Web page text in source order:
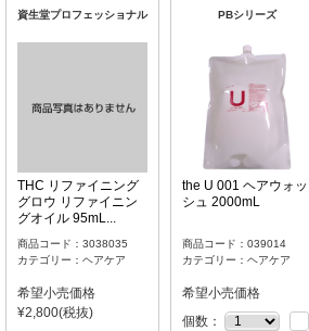
資生堂プロフェッショナル
THC リファイニング
グロウ リファイニン
グオイル 95mL...
商品コード：3038035
カテゴリー：ヘアケア
希望小売価格
¥2,800(税抜)
PBシリーズ
the U 001 ヘアウォッ
シュ 2000mL
商品コード：039014
カテゴリー：ヘアケア
希望小売価格
個数：